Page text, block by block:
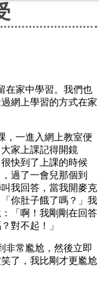
家中學習。我們也
網上學習的方式在家
一進入網上教室便
家上課記得開鏡
快到了上課的時候
過了一會兒那個到
我回答，當我開麥克
你肚子餓了嗎？」我
「啊！我剛剛在回答
對不起！」
常尷尬，然後立即
了，我比剛才更尷尬